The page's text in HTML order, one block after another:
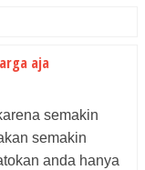
aja
semakin
semakin
anda hanya